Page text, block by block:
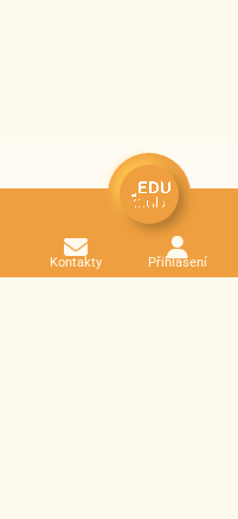
Kontakty Přihlášení